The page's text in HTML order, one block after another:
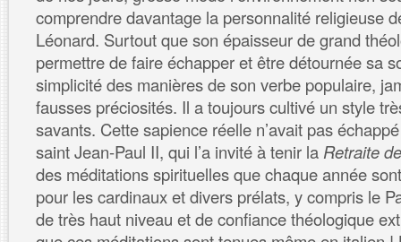
comprendre davantage la personnalité religieuse
Léonard. Surtout que son épaisseur de grand
permettre de faire échapper et être détournée sa
simplicité des manières de son verbe populaire,
fausses préciosités. Il a toujours cultivé un style
savants. Cette sapience réelle n’avait pas
saint Jean-Paul II, qui l’a invité à tenir la Retraite
des méditations spirituelles que chaque année
pour les cardinaux et divers prélats, y compris le
de très haut niveau et de confiance théologique